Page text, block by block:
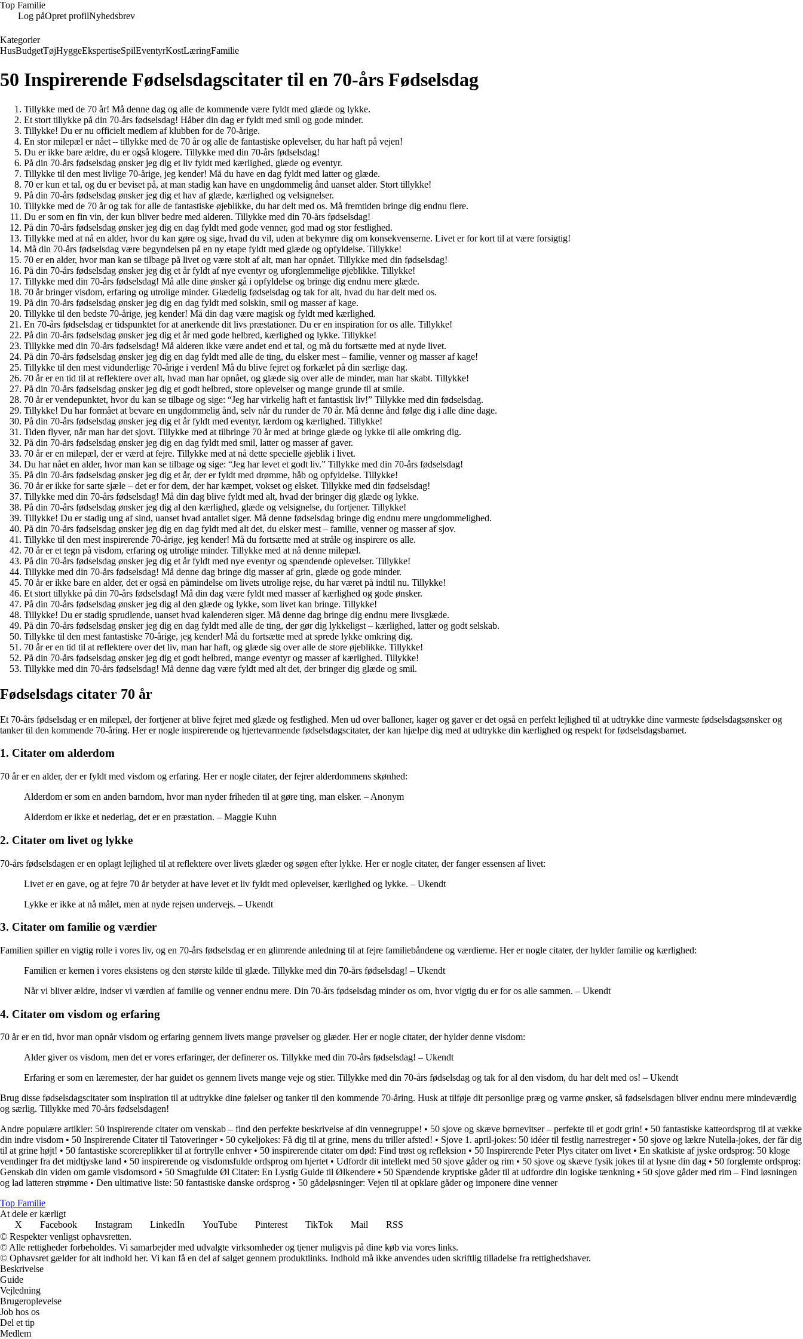
Top Familie
Log påOpret profilNyhedsbrev
Kategorier
HusBudgetTøjHyggeEkspertiseSpilEventyrKostLæringFamilie
50 Inspirerende Fødselsdagscitater til en 70-års Fødselsdag
Tillykke med de 70 år! Må denne dag og alle de kommende være fyldt med glæde og lykke.
Et stort tillykke på din 70-års fødselsdag! Håber din dag er fyldt med smil og gode minder.
Tillykke! Du er nu officielt medlem af klubben for de 70-årige.
En stor milepæl er nået – tillykke med de 70 år og alle de fantastiske oplevelser, du har haft på vejen!
Du er ikke bare ældre, du er også klogere. Tillykke med din 70-års fødselsdag!
På din 70-års fødselsdag ønsker jeg dig et liv fyldt med kærlighed, glæde og eventyr.
Tillykke til den mest livlige 70-årige, jeg kender! Må du have en dag fyldt med latter og glæde.
70 er kun et tal, og du er beviset på, at man stadig kan have en ungdommelig ånd uanset alder. Stort tillykke!
På din 70-års fødselsdag ønsker jeg dig et hav af glæde, kærlighed og velsignelser.
Tillykke med de 70 år og tak for alle de fantastiske øjeblikke, du har delt med os. Må fremtiden bringe dig endnu flere.
Du er som en fin vin, der kun bliver bedre med alderen. Tillykke med din 70-års fødselsdag!
På din 70-års fødselsdag ønsker jeg dig en dag fyldt med gode venner, god mad og stor festlighed.
Tillykke med at nå en alder, hvor du kan gøre og sige, hvad du vil, uden at bekymre dig om konsekvenserne. Livet er for kort til at være forsigtig!
Må din 70-års fødselsdag være begyndelsen på en ny etape fyldt med glæde og opfyldelse. Tillykke!
70 er en alder, hvor man kan se tilbage på livet og være stolt af alt, man har opnået. Tillykke med din fødselsdag!
På din 70-års fødselsdag ønsker jeg dig et år fyldt af nye eventyr og uforglemmelige øjeblikke. Tillykke!
Tillykke med din 70-års fødselsdag! Må alle dine ønsker gå i opfyldelse og bringe dig endnu mere glæde.
70 år bringer visdom, erfaring og utrolige minder. Glædelig fødselsdag og tak for alt, hvad du har delt med os.
På din 70-års fødselsdag ønsker jeg dig en dag fyldt med solskin, smil og masser af kage.
Tillykke til den bedste 70-årige, jeg kender! Må din dag være magisk og fyldt med kærlighed.
En 70-års fødselsdag er tidspunktet for at anerkende dit livs præstationer. Du er en inspiration for os alle. Tillykke!
På din 70-års fødselsdag ønsker jeg dig et år med gode helbred, kærlighed og lykke. Tillykke!
Tillykke med din 70-års fødselsdag! Må alderen ikke være andet end et tal, og må du fortsætte med at nyde livet.
På din 70-års fødselsdag ønsker jeg dig en dag fyldt med alle de ting, du elsker mest – familie, venner og masser af kage!
Tillykke til den mest vidunderlige 70-årige i verden! Må du blive fejret og forkælet på din særlige dag.
70 år er en tid til at reflektere over alt, hvad man har opnået, og glæde sig over alle de minder, man har skabt. Tillykke!
På din 70-års fødselsdag ønsker jeg dig et godt helbred, store oplevelser og mange grunde til at smile.
70 år er vendepunktet, hvor du kan se tilbage og sige: “Jeg har virkelig haft et fantastisk liv!” Tillykke med din fødselsdag.
Tillykke! Du har formået at bevare en ungdommelig ånd, selv når du runder de 70 år. Må denne ånd følge dig i alle dine dage.
På din 70-års fødselsdag ønsker jeg dig et år fyldt med eventyr, lærdom og kærlighed. Tillykke!
Tiden flyver, når man har det sjovt. Tillykke med at tilbringe 70 år med at bringe glæde og lykke til alle omkring dig.
På din 70-års fødselsdag ønsker jeg dig en dag fyldt med smil, latter og masser af gaver.
70 år er en milepæl, der er værd at fejre. Tillykke med at nå dette specielle øjeblik i livet.
Du har nået en alder, hvor man kan se tilbage og sige: “Jeg har levet et godt liv.” Tillykke med din 70-års fødselsdag!
På din 70-års fødselsdag ønsker jeg dig et år, der er fyldt med drømme, håb og opfyldelse. Tillykke!
70 år er ikke for sarte sjæle – det er for dem, der har kæmpet, vokset og elsket. Tillykke med din fødselsdag!
Tillykke med din 70-års fødselsdag! Må din dag blive fyldt med alt, hvad der bringer dig glæde og lykke.
På din 70-års fødselsdag ønsker jeg dig al den kærlighed, glæde og velsignelse, du fortjener. Tillykke!
Tillykke! Du er stadig ung af sind, uanset hvad antallet siger. Må denne fødselsdag bringe dig endnu mere ungdommelighed.
På din 70-års fødselsdag ønsker jeg dig en dag fyldt med alt det, du elsker mest – familie, venner og masser af sjov.
Tillykke til den mest inspirerende 70-årige, jeg kender! Må du fortsætte med at stråle og inspirere os alle.
70 år er et tegn på visdom, erfaring og utrolige minder. Tillykke med at nå denne milepæl.
På din 70-års fødselsdag ønsker jeg dig et år fyldt med nye eventyr og spændende oplevelser. Tillykke!
Tillykke med din 70-års fødselsdag! Må denne dag bringe dig masser af grin, glæde og gode minder.
70 år er ikke bare en alder, det er også en påmindelse om livets utrolige rejse, du har været på indtil nu. Tillykke!
Et stort tillykke på din 70-års fødselsdag! Må din dag være fyldt med masser af kærlighed og gode ønsker.
På din 70-års fødselsdag ønsker jeg dig al den glæde og lykke, som livet kan bringe. Tillykke!
Tillykke! Du er stadig sprudlende, uanset hvad kalenderen siger. Må denne dag bringe dig endnu mere livsglæde.
På din 70-års fødselsdag ønsker jeg dig en dag fyldt med alle de ting, der gør dig lykkeligst – kærlighed, latter og godt selskab.
Tillykke til den mest fantastiske 70-årige, jeg kender! Må du fortsætte med at sprede lykke omkring dig.
70 år er en tid til at reflektere over det liv, man har haft, og glæde sig over alle de store øjeblikke. Tillykke!
På din 70-års fødselsdag ønsker jeg dig et godt helbred, mange eventyr og masser af kærlighed. Tillykke!
Tillykke med din 70-års fødselsdag! Må denne dag være fyldt med alt det, der bringer dig glæde og smil.
Fødselsdags citater 70 år
Et 70-års fødselsdag er en milepæl, der fortjener at blive fejret med glæde og festlighed. Men ud over balloner, kager og gaver er det også en perfekt lejlighed til at udtrykke dine varmeste fødselsdagsønsker og
tanker til den kommende 70-åring. Her er nogle inspirerende og hjertevarmende fødselsdagscitater, der kan hjælpe dig med at udtrykke din kærlighed og respekt for fødselsdagsbarnet.
1. Citater om alderdom
70 år er en alder, der er fyldt med visdom og erfaring. Her er nogle citater, der fejrer alderdommens skønhed:
Alderdom er som en anden barndom, hvor man nyder friheden til at gøre ting, man elsker. – Anonym
Alderdom er ikke et nederlag, det er en præstation. – Maggie Kuhn
2. Citater om livet og lykke
70-års fødselsdagen er en oplagt lejlighed til at reflektere over livets glæder og søgen efter lykke. Her er nogle citater, der fanger essensen af livet:
Livet er en gave, og at fejre 70 år betyder at have levet et liv fyldt med oplevelser, kærlighed og lykke. – Ukendt
Lykke er ikke at nå målet, men at nyde rejsen undervejs. – Ukendt
3. Citater om familie og værdier
Familien spiller en vigtig rolle i vores liv, og en 70-års fødselsdag er en glimrende anledning til at fejre familiebåndene og værdierne. Her er nogle citater, der hylder familie og kærlighed:
Familien er kernen i vores eksistens og den største kilde til glæde. Tillykke med din 70-års fødselsdag! – Ukendt
Når vi bliver ældre, indser vi værdien af familie og venner endnu mere. Din 70-års fødselsdag minder os om, hvor vigtig du er for os alle sammen. – Ukendt
4. Citater om visdom og erfaring
70 år er en tid, hvor man opnår visdom og erfaring gennem livets mange prøvelser og glæder. Her er nogle citater, der hylder denne visdom:
Alder giver os visdom, men det er vores erfaringer, der definerer os. Tillykke med din 70-års fødselsdag! – Ukendt
Erfaring er som en læremester, der har guidet os gennem livets mange veje og stier. Tillykke med din 70-års fødselsdag og tak for al den visdom, du har delt med os! – Ukendt
Brug disse fødselsdagscitater som inspiration til at udtrykke dine følelser og tanker til den kommende 70-åring. Husk at tilføje dit personlige præg og varme ønsker, så fødselsdagen bliver endnu mere mindeværdig
og særlig. Tillykke med 70-års fødselsdagen!
Andre populære artikler: 50 inspirerende citater om venskab – find den perfekte beskrivelse af din vennegruppe! • 50 sjove og skæve børnevitser – perfekte til et godt grin! • 50 fantastiske katteordsprog til at vække
din indre visdom • 50 Inspirerende Citater til Tatoveringer• 50 cykeljokes: Få dig til at grine, mens du triller afsted! • Sjove 1. april-jokes: 50 idéer til festlig narrestreger• 50 sjove og lækre Nutella-jokes, der får dig
til at grine højt! • 50 fantastiske scorereplikker til at fortrylle enhver• 50 inspirerende citater om død: Find trøst og refleksion • 50 Inspirerende Peter Plys citater om livet• En skatkiste af jyske ordsprog: 50 kloge
vendinger fra det midtjyske land • 50 inspirerende og visdomsfulde ordsprog om hjertet• Udfordr dit intellekt med 50 sjove gåder og rim • 50 sjove og skæve fysik jokes til at lysne din dag • 50 forglemte ordsprog:
Genskab din viden om gamle visdomsord • 50 Smagfulde Øl Citater: En Lystig Guide til Ølkendere • 50 Spændende kryptiske gåder til at udfordre din logiske tænkning • 50 sjove gåder med rim – Find løsningen
og lad latteren strømme • Den ultimative liste: 50 fantastiske danske ordsprog • 50 gådeløsninger: Vejen til at opklare gåder og imponere dine venner
Top Familie
At dele er kærligt
X
Facebook Instagram LinkedIn YouTube Pinterest TikTok Mail
RSS
© Respekter venligst ophavsretten.
© Alle rettigheder forbeholdes. Vi samarbejder med udvalgte virksomheder og tjener muligvis på dine køb via vores links.
© Ophavsret gælder for alt indhold her. Vi kan få en del af salget gennem produktlinks. Indhold må ikke anvendes uden skriftlig tilladelse fra rettighedshaver.
Beskrivelse
Guide
Vejledning
Brugeroplevelse
Job hos os
Del et tip
Medlem